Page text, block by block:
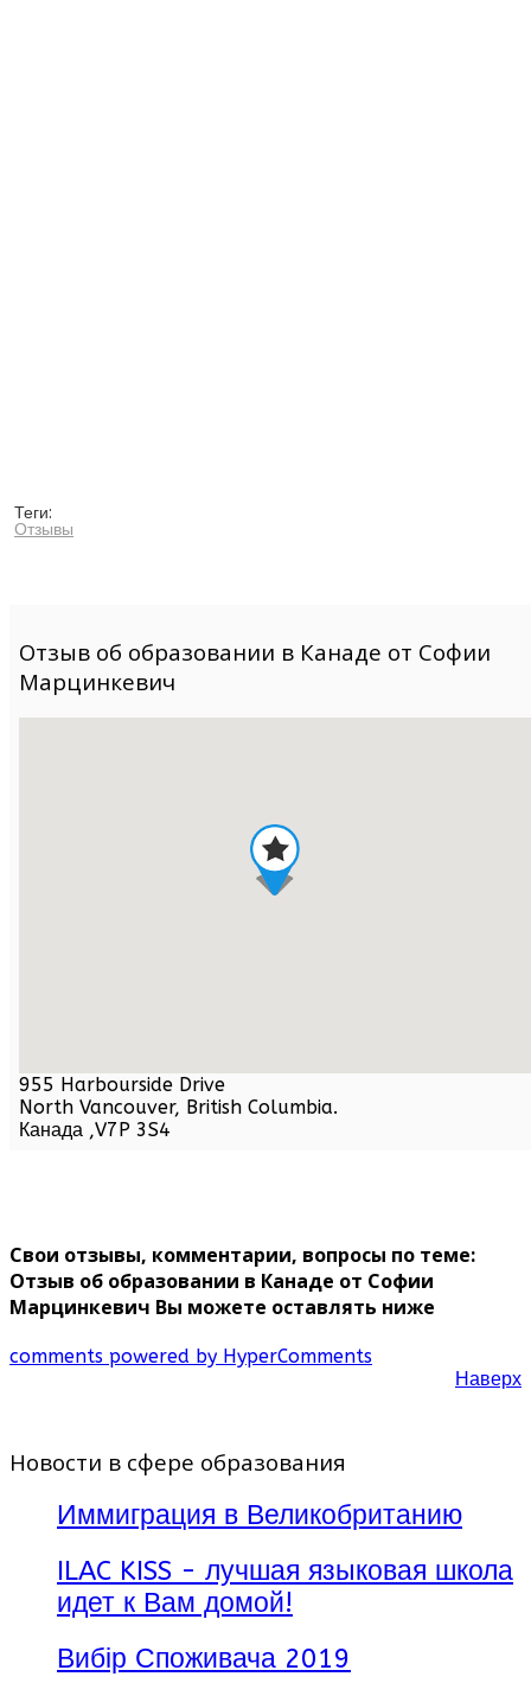
Теги:
Отзывы
Отзыв об образовании в Канаде от Софии
Марцинкевич
955 Harbourside Drive
North Vancouver, British Columbia.
Канада ,V7P 3S4
Свои отзывы, комментарии, вопросы по теме:
Отзыв об образовании в Канаде от Софии
Марцинкевич Вы можете оставлять ниже
comments powered by HyperComments
Наверх
Новости в сфере образования
Иммиграция в Великобританию
ILAC KISS - лучшая языковая школа
идет к Вам домой!
Вибір Споживача 2019